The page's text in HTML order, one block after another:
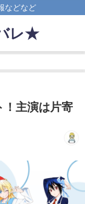
などなど
レ★
！主演は片寄